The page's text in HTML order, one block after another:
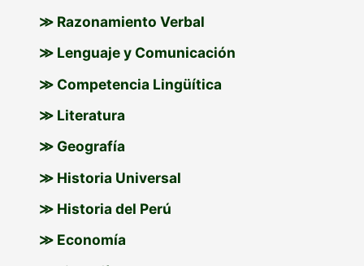
≫ Razonamiento Verbal
≫ Lenguaje y Comunicación
≫ Competencia Lingüítica
≫ Literatura
≫ Geografía
≫ Historia Universal
≫ Historia del Perú
≫ Economía